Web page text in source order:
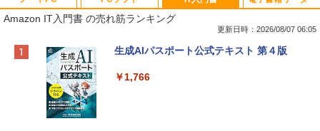
Apple 2026 MacBook Neo A18 Proチッ
e Intelligence、Liquid Retinaディスプ
Robloxギフトカード - 800 Robux 【限
インゲームコード】 ロブロックス | オン
Amazon IT入門書 の売れ筋ランキング
更新日時：2026/08/07 06:05
生成AIパスポート公式テキスト 第４版
￥1,766